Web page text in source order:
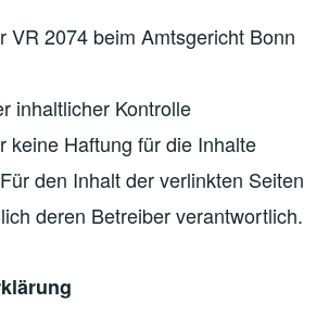
VR 2074 beim Amtsgericht Bonn
inhaltlicher Kontrolle
keine Haftung für die Inhalte
den Inhalt der verlinkten Seiten
deren Betreiber verantwortlich.